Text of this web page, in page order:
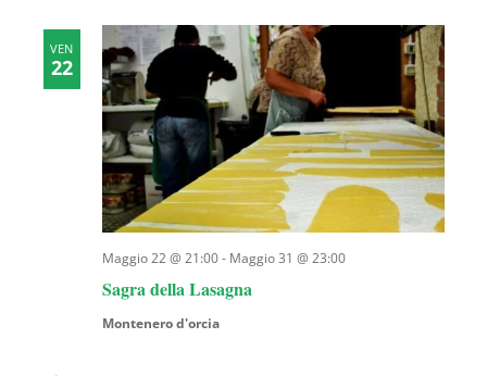
VEN
22
Sagra della Lasagna
Maggio 22 @ 21:00- Maggio 31 @ 23:00
Montenero d'orcia